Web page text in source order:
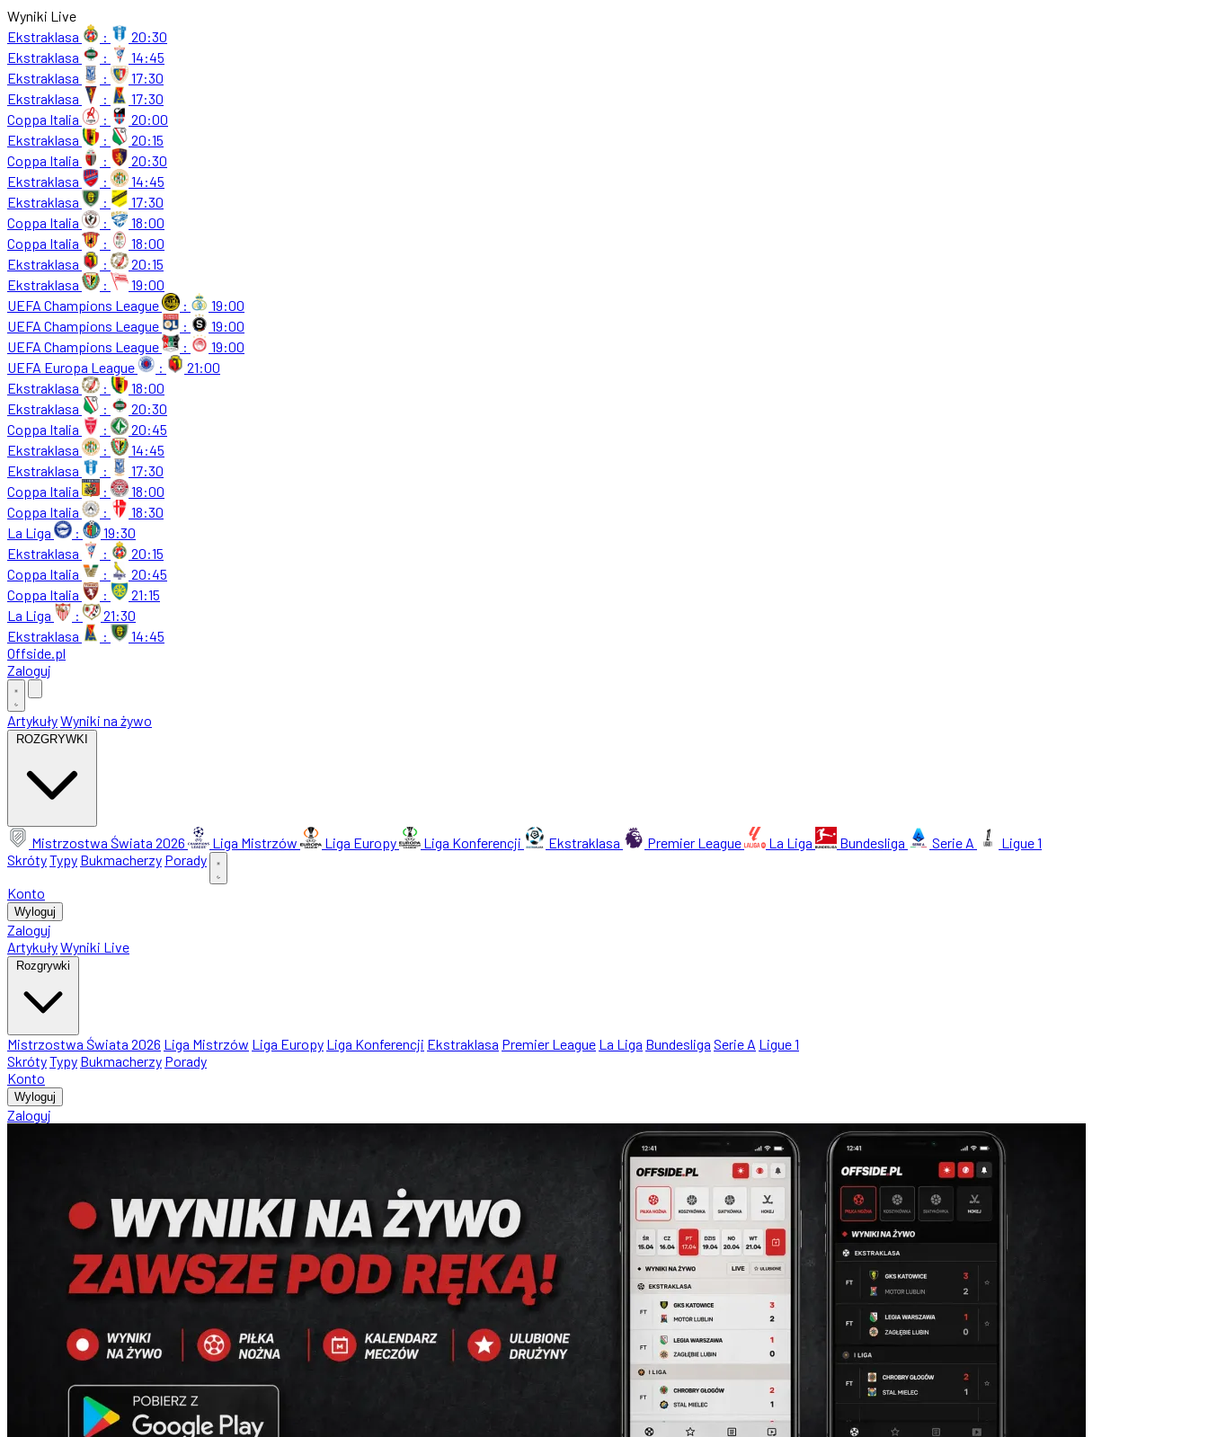
Wyniki Live
Ekstraklasa
:
20:30
Ekstraklasa
:
14:45
Ekstraklasa
:
17:30
Ekstraklasa
:
17:30
Coppa Italia
:
20:00
Ekstraklasa
:
20:15
Coppa Italia
:
20:30
Ekstraklasa
:
14:45
Ekstraklasa
:
17:30
Coppa Italia
:
18:00
Coppa Italia
:
18:00
Ekstraklasa
:
20:15
Ekstraklasa
:
19:00
UEFA Champions League
:
19:00
UEFA Champions League
:
19:00
UEFA Champions League
:
19:00
UEFA Europa League
:
21:00
Ekstraklasa
:
18:00
Ekstraklasa
:
20:30
Coppa Italia
:
20:45
Ekstraklasa
:
14:45
Ekstraklasa
:
17:30
Coppa Italia
:
18:00
Coppa Italia
:
18:30
La Liga
:
19:30
Ekstraklasa
:
20:15
Coppa Italia
:
20:45
Coppa Italia
:
21:15
La Liga
:
21:30
Ekstraklasa
:
14:45
Offside.pl
Zaloguj
ArtykułyWyniki na żywo
ROZGRYWKI
Mistrzostwa Świata 2026 Liga Mistrzów Liga Europy Liga Konferencji Ekstraklasa Premier League La Liga Bundesliga Serie A
Ligue 1
SkrótyTypy Bukmacherzy Porady
Konto
Wyloguj
Zaloguj
ArtykułyWyniki Live
Rozgrywki
Mistrzostwa Świata 2026 Liga Mistrzów Liga Europy Liga Konferencji Ekstraklasa Premier League La Liga Bundesliga Serie A Ligue 1
SkrótyTypy Bukmacherzy Porady
Konto
Wyloguj
Zaloguj